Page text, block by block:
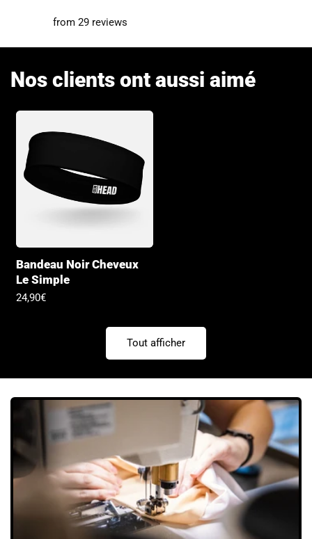
from 29 reviews
Nos clients ont aussi aimé
Bandeau Noir Cheveux
Le Simple
Prix
24,90€
Tout afficher